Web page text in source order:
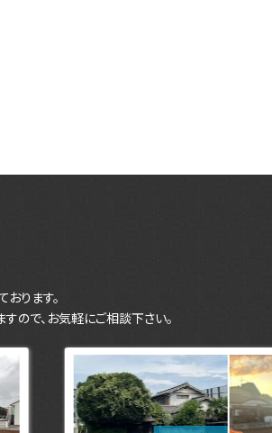
ります。
ので、お気軽にご相談下さい。